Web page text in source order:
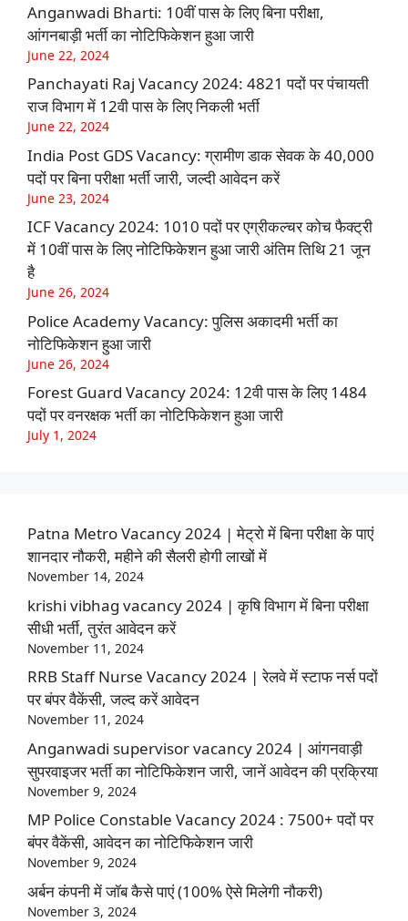
Anganwadi Bharti: 10वीं पास के लिए बिना परीक्षा,
आंगनबाड़ी भर्ती का नोटिफिकेशन हुआ जारी
June 22, 2024
Panchayati Raj Vacancy 2024: 4821 पदों पर पंचायती
राज विभाग में 12वी पास के लिए निकली भर्ती
June 22, 2024
India Post GDS Vacancy: ग्रामीण डाक सेवक के 40,000
पदों पर बिना परीक्षा भर्ती जारी, जल्दी आवेदन करें
June 23, 2024
ICF Vacancy 2024: 1010 पदों पर एग्रीकल्चर कोच फैक्ट्री
में 10वीं पास के लिए नोटिफिकेशन हुआ जारी अंतिम तिथि 21 जून
है
June 26, 2024
Police Academy Vacancy: पुलिस अकादमी भर्ती का
नोटिफिकेशन हुआ जारी
June 26, 2024
Forest Guard Vacancy 2024: 12वी पास के लिए 1484
पदों पर वनरक्षक भर्ती का नोटिफिकेशन हुआ जारी
July 1, 2024
Patna Metro Vacancy 2024 | मेट्रो में बिना परीक्षा के पाएं
शानदार नौकरी, महीने की सैलरी होगी लाखों में
November 14, 2024
krishi vibhag vacancy 2024 | कृषि विभाग में बिना परीक्षा
सीधी भर्ती, तुरंत आवेदन करें
November 11, 2024
RRB Staff Nurse Vacancy 2024 | रेलवे में स्टाफ नर्स पदों
पर बंपर वैकेंसी, जल्द करें आवेदन
November 11, 2024
Anganwadi supervisor vacancy 2024 | आंगनवाड़ी
सुपरवाइजर भर्ती का नोटिफिकेशन जारी, जानें आवेदन की प्रक्रिया
November 9, 2024
MP Police Constable Vacancy 2024 : 7500+ पदों पर
बंपर वैकेंसी, आवेदन का नोटिफिकेशन जारी
November 9, 2024
अर्बन कंपनी में जॉब कैसे पाएं (100% ऐसे मिलेगी नौकरी)
November 3, 2024